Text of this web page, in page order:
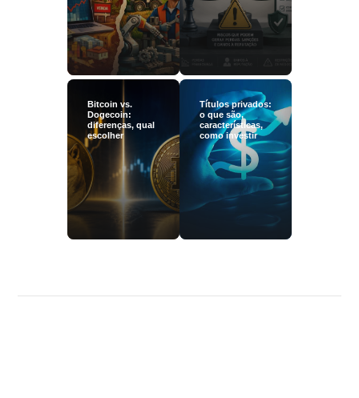
Bitcoin vs.
Dogecoin:
diferenças, qual
escolher
Títulos privados:
o que são,
características,
como investir